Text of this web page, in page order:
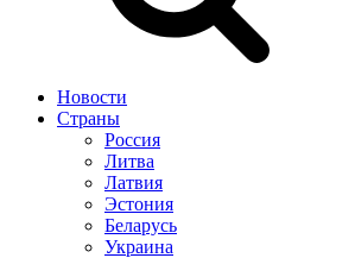
Новости
Страны
Россия
Литва
Латвия
Эстония
Беларусь
Украина